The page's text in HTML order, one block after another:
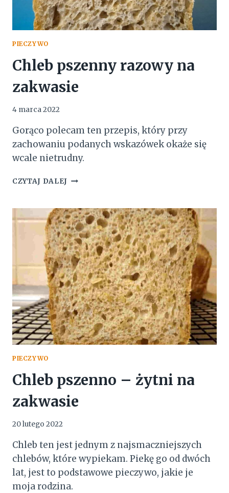
PIECZYWO
Chleb pszenny razowy na
zakwasie
4 marca 2022
Gorąco polecam ten przepis, który przy
zachowaniu podanych wskazówek okaże się
wcale nietrudny.
CZYTAJ DALEJ CHLEB
NA
ZAKWASIE
PIECZYWO
Chleb pszenno – żytni na
zakwasie
20 lutego 2022
Chleb ten jest jednym z najsmaczniejszych
chlebów, które wypiekam. Piekę go od dwóch
lat, jest to podstawowe pieczywo, jakie je
moja rodzina.